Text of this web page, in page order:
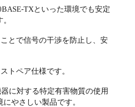
TXといった環境でも安定
とで信号の干渉を防止し、安
トペア仕様です。
に対する特定有害物質の使用
やさしい製品です。